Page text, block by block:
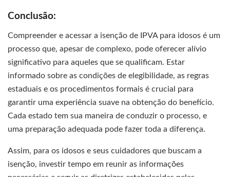
Conclusão:
Compreender e acessar a isenção de IPVA para idosos é um
processo que, apesar de complexo, pode oferecer alívio
significativo para aqueles que se qualificam. Estar
informado sobre as condições de elegibilidade, as regras
estaduais e os procedimentos formais é crucial para
garantir uma experiência suave na obtenção do benefício.
Cada estado tem sua maneira de conduzir o processo, e
uma preparação adequada pode fazer toda a diferença.
Assim, para os idosos e seus cuidadores que buscam a
isenção, investir tempo em reunir as informações